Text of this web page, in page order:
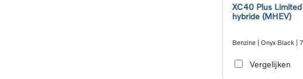
XC40 Plus
hybride (MHEV)
Benzine | Onyx Black |
Vergelijken